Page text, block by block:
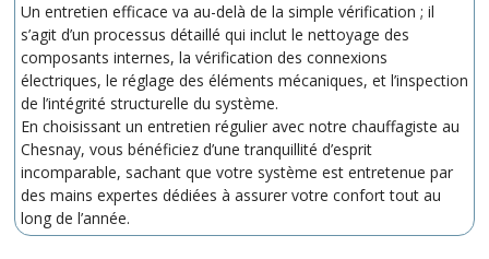
Un entretien efficace va au-delà de la simple vérification ; il
s’agit d’un processus détaillé qui inclut le nettoyage des
composants internes, la vérification des connexions
électriques, le réglage des éléments mécaniques, et l’inspection
de l’intégrité structurelle du système.
En choisissant un entretien régulier avec notre chauffagiste au
Chesnay, vous bénéficiez d’une tranquillité d’esprit
incomparable, sachant que votre système est entretenue par
des mains expertes dédiées à assurer votre confort tout au
long de l’année.